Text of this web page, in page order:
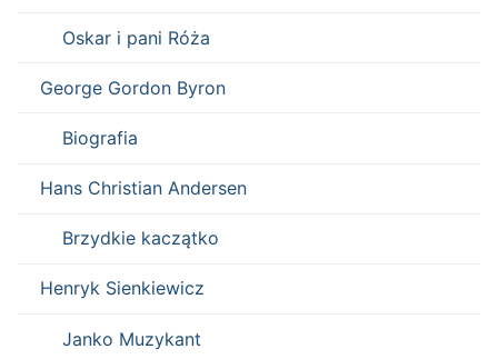
Oskar i pani Róża
George Gordon Byron
Biografia
Hans Christian Andersen
Brzydkie kaczątko
Henryk Sienkiewicz
Janko Muzykant